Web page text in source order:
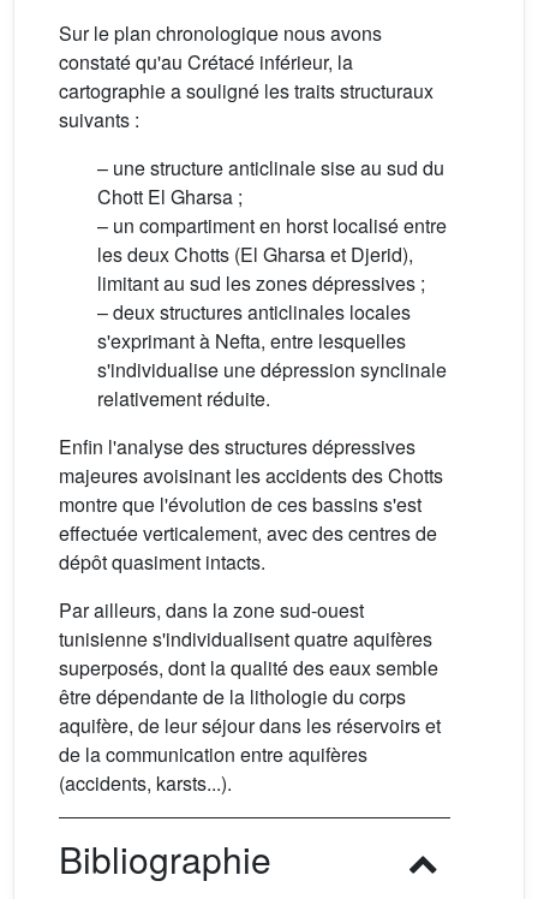
Sur le plan chronologique nous avons
constaté qu'au Crétacé inférieur, la
cartographie a souligné les traits structuraux
suivants :
– une structure anticlinale sise au sud du
Chott El Gharsa ;
– un compartiment en horst localisé entre
les deux Chotts (El Gharsa et Djerid),
limitant au sud les zones dépressives ;
– deux structures anticlinales locales
s'exprimant à Nefta, entre lesquelles
s'individualise une dépression synclinale
relativement réduite.
Enfin l'analyse des structures dépressives
majeures avoisinant les accidents des Chotts
montre que l'évolution de ces bassins s'est
effectuée verticalement, avec des centres de
dépôt quasiment intacts.
Par ailleurs, dans la zone sud-ouest
tunisienne s'individualisent quatre aquifères
superposés, dont la qualité des eaux semble
être dépendante de la lithologie du corps
aquifère, de leur séjour dans les réservoirs et
de la communication entre aquifères
(accidents, karsts...).
Bibliographie